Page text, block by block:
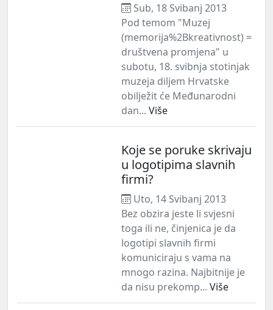
Sub, 18 Svibanj 2013
Pod temom "Muzej
(memorija%2Bkreativnost) =
društvena promjena" u
subotu, 18. svibnja stotinjak
muzeja diljem Hrvatske
obilježit će Međunarodni
dan... Više
Koje se poruke skrivaju
u logotipima slavnih
firmi?
Uto, 14 Svibanj 2013
Bez obzira jeste li svjesni
toga ili ne, činjenica je da
logotipi slavnih firmi
komuniciraju s vama na
mnogo razina. Najbitnije je
da nisu prekomp... Više